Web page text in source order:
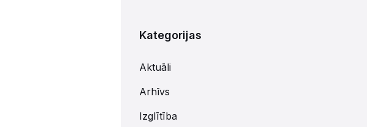
Kategorijas
Aktuāli
Arhīvs
Izglītība